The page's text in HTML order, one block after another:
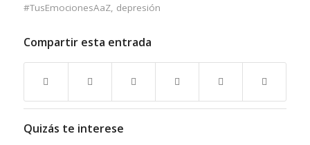
#TusEmocionesAaZ, depresión
Compartir esta entrada
Quizás te interese